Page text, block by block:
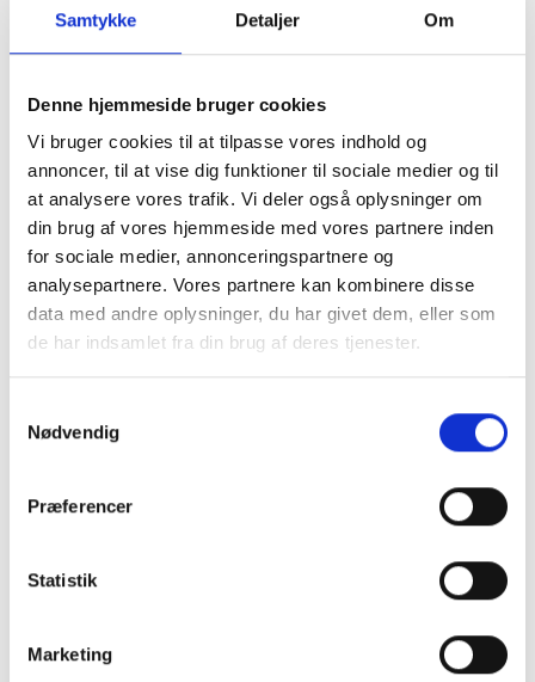
Samtykke Detaljer Om
Denne hjemmeside bruger cookies
Vi bruger cookies til at tilpasse vores indhold og
annoncer, til at vise dig funktioner til sociale medier og til
at analysere vores trafik. Vi deler også oplysninger om
din brug af vores hjemmeside med vores partnere inden
for sociale medier, annonceringspartnere og
analysepartnere. Vores partnere kan kombinere disse
data med andre oplysninger, du har givet dem, eller som
de har indsamlet fra din brug af deres tjenester.
Nødvendig
Præferencer
Statistik
Marketing
Køb trygt hos
GreenMind
Vurderet som fremragende på Trustpilot.